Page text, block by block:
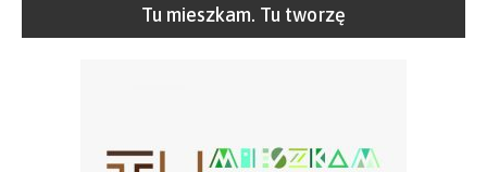
Tu mieszkam. Tu tworzę